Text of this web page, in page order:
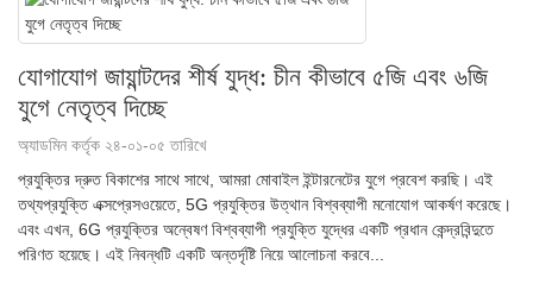
যোগাযোগ জায়ান্টদের শীর্ষ যুদ্ধ: চীন কীভাবে ৫জি এবং ৬জি
যুগে নেতৃত্ব দিচ্ছে
অ্যাডমিন কর্তৃক ২৪-০১-০৫ তারিখে
প্রযুক্তির দ্রুত বিকাশের সাথে সাথে, আমরা মোবাইল ইন্টারনেটের যুগে প্রবেশ করছি। এই
তথ্যপ্রযুক্তি এক্সপ্রেসওয়েতে, 5G প্রযুক্তির উত্থান বিশ্বব্যাপী মনোযোগ আকর্ষণ করেছে।
এবং এখন, 6G প্রযুক্তির অন্বেষণ বিশ্বব্যাপী প্রযুক্তি যুদ্ধের একটি প্রধান কেন্দ্রবিন্দুতে
পরিণত হয়েছে। এই নিবন্ধটি একটি অন্তর্দৃষ্টি নিয়ে আলোচনা করবে...